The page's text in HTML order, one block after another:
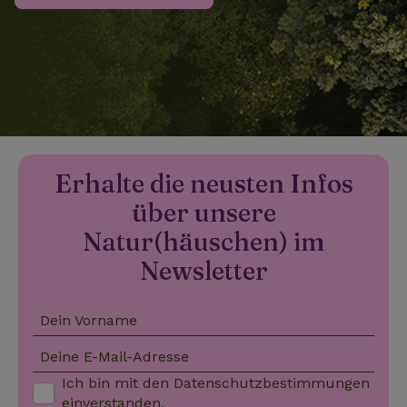
Erhalte die neusten Infos
über unsere
Natur(häuschen) im
Newsletter
Dein Vorname
Deine E-Mail-Adresse
Ich bin mit den Datenschutzbestimmungen
einverstanden.
_nhftconstraint_search-
www.naturhaeuschen.de
_nhftconstraint_search-
lowest-price
www.naturhaeuschen.de
_nhftconstraint_translations www.naturhaeuschen.de
_nhftconstraint_search-
geo-json